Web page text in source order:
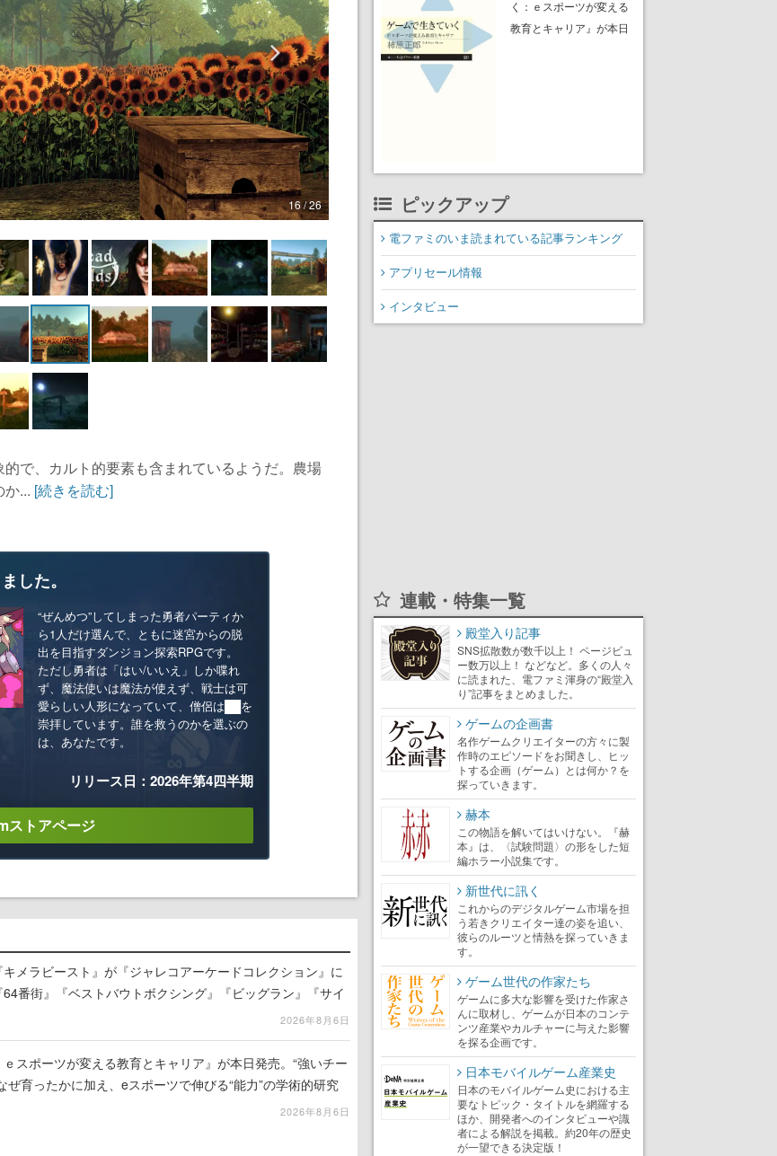
16 / 26
で、カルト的要素も含まれているようだ。農場
... [続きを読む]
した。
“ぜんめつ”してしまった勇者パーティか
ら1人だけ選んで、ともに迷宮からの脱
出を目指すダンジョン探索RPGです。
ただし勇者は「はい/いいえ」しか喋れ
ず、魔法使いは魔法が使えず、戦士は可
愛らしい人形になっていて、僧侶は██を
崇拝しています。誰を救うのかを選ぶの
は、あなたです。
リリース日：2026年第4四半期
ストアページ
メラビースト』が『ジャレコアーケードコレクション』に
番街』『ベストバウトボクシング』『ビッグラン』『サイ
2026年8月6日
スポーツが変える教育とキャリア』が本日発売。“強いチー
ぜ育ったかに加え、eスポーツで伸びる“能力”の学術的研究
2026年8月6日
シング』『ビッグラン』
く：ｅスポーツが変える
教育とキャリア』が本日
ピックアップ
電ファミのいま読まれている記事ランキング
アプリセール情報
インタビュー
連載・特集一覧
殿堂入り記事
SNS拡散数が数千以上！ ページビュ
ー数万以上！ などなど。多くの人々
に読まれた、電ファミ渾身の“殿堂入
り”記事をまとめました。
ゲームの企画書
名作ゲームクリエイターの方々に製
作時のエピソードをお聞きし、ヒッ
トする企画（ゲーム）とは何か？を
探っていきます。
赫本
この物語を解いてはいけない。『赫
本』は、〈試験問題〉の形をした短
編ホラー小説集です。
新世代に訊く
これからのデジタルゲーム市場を担
う若きクリエイター達の姿を追い、
彼らのルーツと情熱を探っていきま
す。
ゲーム世代の作家たち
ゲームに多大な影響を受けた作家さ
んに取材し、ゲームが日本のコンテ
ンツ産業やカルチャーに与えた影響
を探る企画です。
日本モバイルゲーム産業史
日本のモバイルゲーム史における主
要なトピック・タイトルを網羅する
ほか、開発者へのインタビューや識
者による解説を掲載。約20年の歴史
が一望できる決定版！